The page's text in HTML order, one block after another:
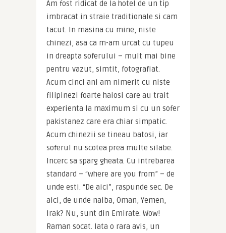
Am fost ridicat de la hotel de un tip
imbracat in straie traditionale si cam
tacut. In masina cu mine, niste
chinezi, asa ca m-am urcat cu tupeu
in dreapta soferului – mult mai bine
pentru vazut, simtit, fotografiat.
Acum cinci ani am nimerit cu niste
filipinezi foarte haiosi care au trait
experienta la maximum si cu un sofer
pakistanez care era chiar simpatic.
Acum chinezii se tineau batosi, iar
soferul nu scotea prea multe silabe.
Incerc sa sparg gheata. Cu intrebarea
standard – “where are you from” – de
unde esti. “De aici”, raspunde sec. De
aici, de unde naiba, Oman, Yemen,
Irak? Nu, sunt din Emirate. Wow!
Raman socat. Iata o rara avis, un